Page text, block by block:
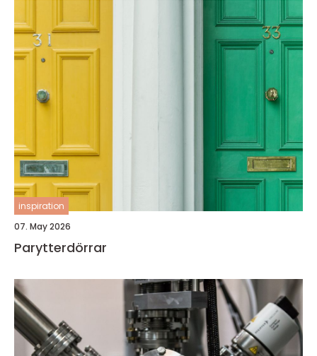
inspiration
07. May 2026
Parytterdörrar